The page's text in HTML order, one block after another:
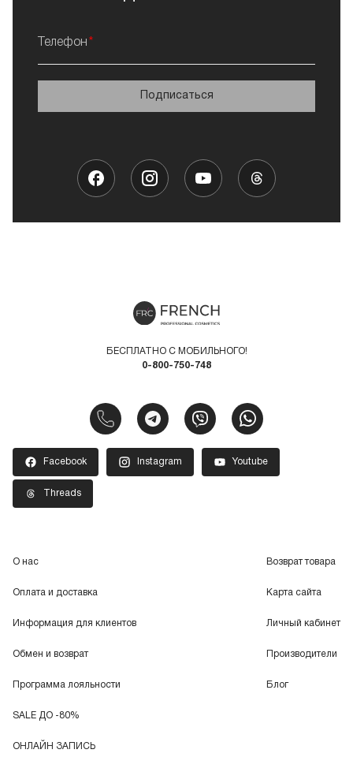
Телефон
Подписаться
БЕСПЛАТНО С МОБИЛЬНОГО!
0-800-750-748
Facebook Instagram Youtube
Threads
О нас
Оплата и доставка
Информация для клиентов
Обмен и возврат
Программа лояльности
SALE ДО -80%
ОНЛАЙН ЗАПИСЬ
Возврат товара
Карта сайта
Личный кабинет
Производители
Блог